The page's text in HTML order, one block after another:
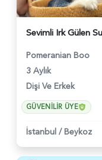
Pomeranian Boo
3 Aylık
Dişi Ve Erkek
GÜVENILIR ÜYE
İstanbul / Beykoz